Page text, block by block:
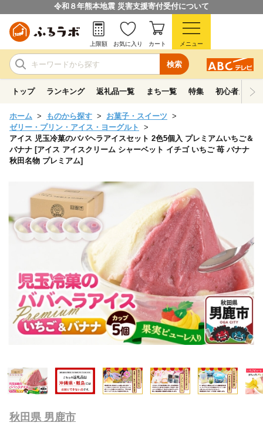
令和８年熊本地震 災害支援寄付受付について
検索
上限額 お気に入り カート メニュー
トップ ランキング 返礼品一覧 まち一覧 特集 初心者ガイド
ホーム ものから探す
お菓子・スイーツ
ゼリー・プリン・アイス・ヨーグルト
アイス 児玉冷菓のババヘラアイスセット 2色5個入 プレミアムいちご＆
バナナ [アイス アイスクリーム シャーベット イチゴ いちご 苺 バナナ
秋田名物 プレミアム]
秋田県 男鹿市